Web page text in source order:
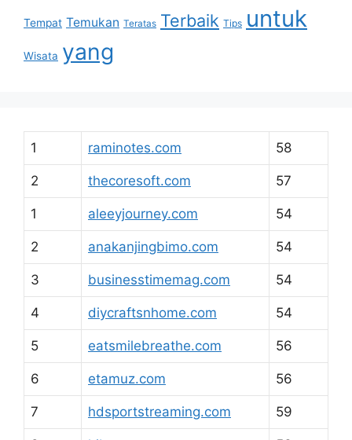
Tempat Temukan Teratas Terbaik Tips untuk
Wisata yang
1 raminotes.com 58
2 thecoresoft.com 57
1 aleeyjourney.com 54
2 anakanjingbimo.com 54
3 businesstimemag.com 54
4 diycraftsnhome.com 54
5 eatsmilebreathe.com 56
6 etamuz.com 56
7 hdsportstreaming.com 59